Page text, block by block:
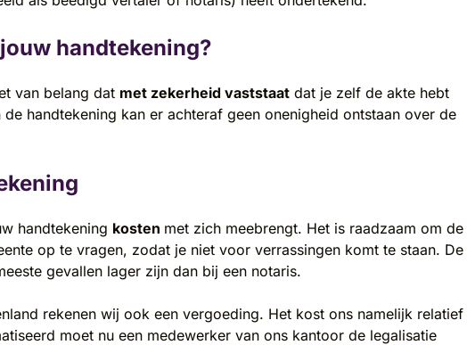
handtekening?
van belang dat met zekerheid vaststaat dat je zelf de akte hebt
handtekening kan er achteraf geen onenigheid ontstaan over de
handtekening kosten met zich meebrengt. Het is raadzaam om de
op te vragen, zodat je niet voor verrassingen komt te staan. De
gevallen lager zijn dan bij een notaris.
rekenen wij ook een vergoeding. Het kost ons namelijk relatief
moet nu een medewerker van ons kantoor de legalisatie